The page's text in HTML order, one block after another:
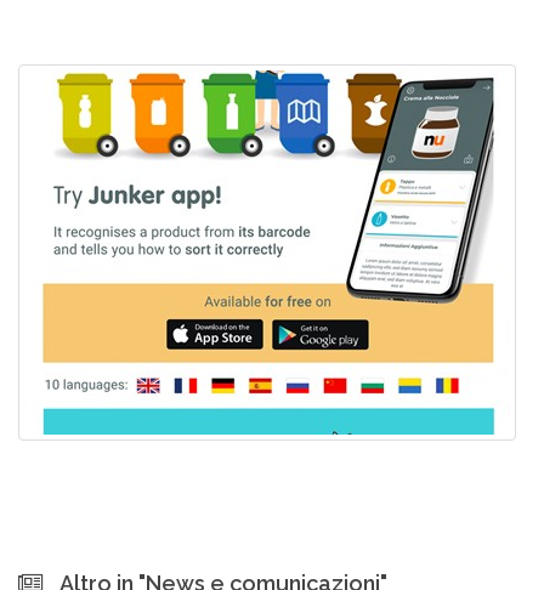
Altro in "News e comunicazioni"